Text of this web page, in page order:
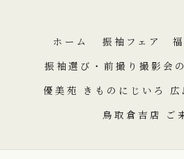
ホーム 振袖フェア 福
振袖選び・前撮り撮影会
優美苑 きものにじいろ 広
鳥取倉吉店 ご